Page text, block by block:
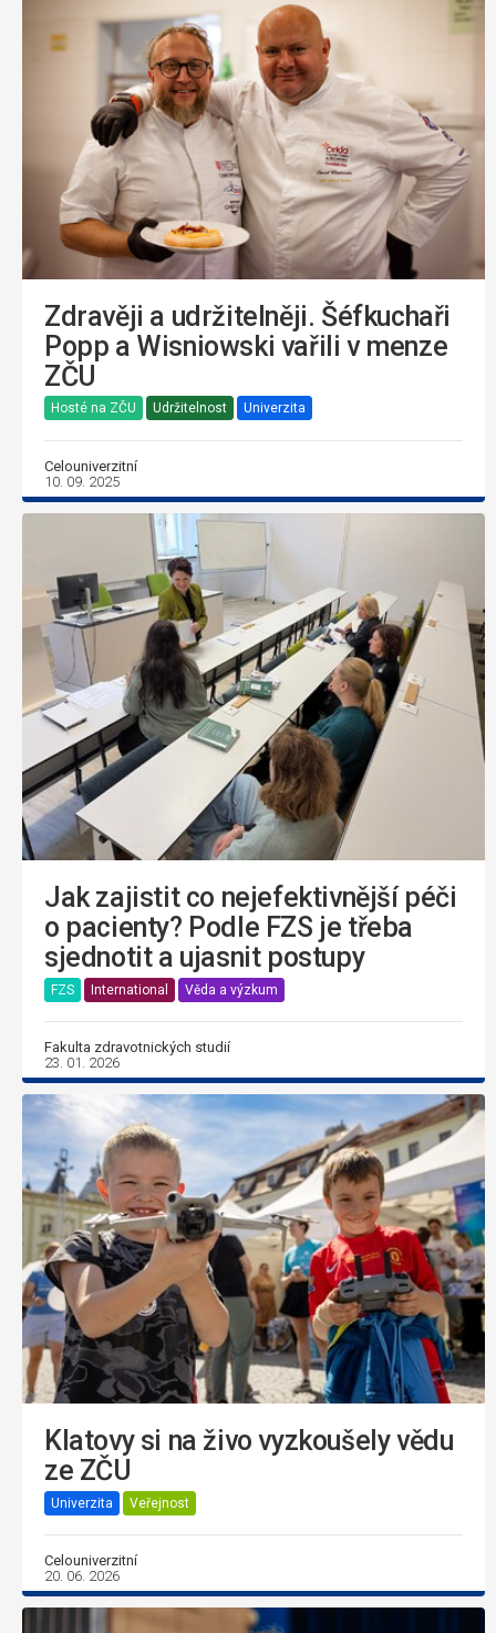
Zdravěji a udržitelněji. Šéfkuchaři
Popp a Wisniowski vařili v menze
ZČU
Hosté na ZČU Udržitelnost Univerzita
Celouniverzitní
10. 09. 2025
Jak zajistit co nejefektivnější péči
o pacienty? Podle FZS je třeba
sjednotit a ujasnit postupy
FZS International Věda a výzkum
Fakulta zdravotnických studií
23. 01. 2026
Klatovy si na živo vyzkoušely vědu
ze ZČU
Univerzita Veřejnost
Celouniverzitní
20. 06. 2026